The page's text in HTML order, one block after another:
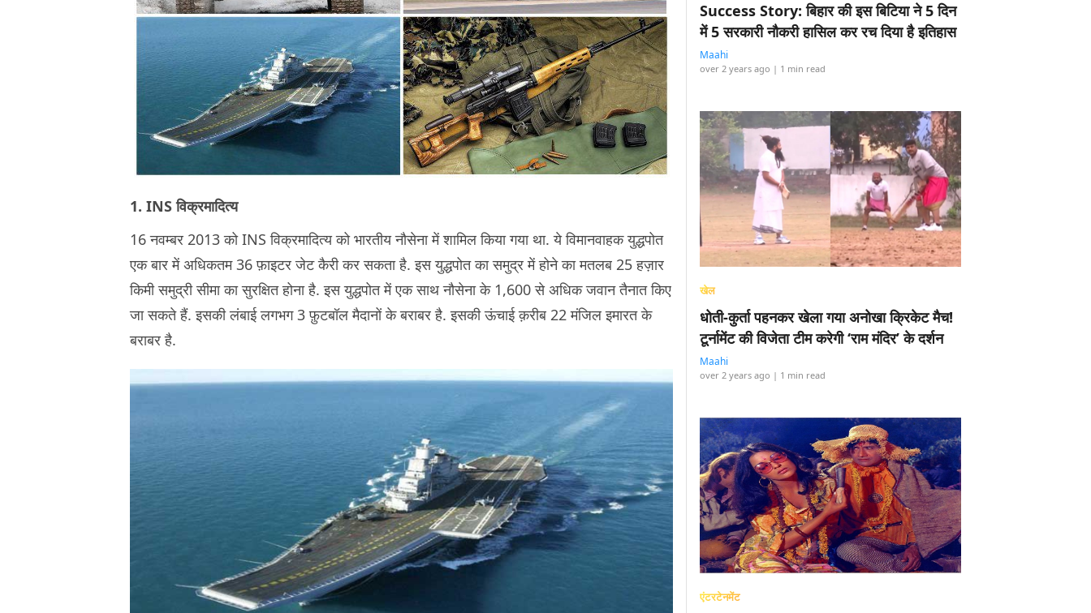
1. INS विक्रमादित्‍य
16 नवम्बर 2013 को INS विक्रमादित्य को भारतीय नौसेना में शामिल किया गया था. ये विमानवाहक युद्धपोत
एक बार में अधिकतम 36 फ़ाइटर जेट कैरी कर सकता है. इस युद्धपोत का समुद्र में होने का मतलब 25 हज़ार
किमी समुद्री सीमा का सुरक्षित होना है. इस युद्धपोत में एक साथ नौसेना के 1,600 से अधिक जवान तैनात किए
जा सकते हैं. इसकी लंबाई लगभग 3 फ़ुटबॉल मैदानों के बराबर है. इसकी ऊंचाई क़रीब 22 मंजिल इमारत के
बराबर है.
Success Story: बिहार की इस बिटिया ने 5 दिन
में 5 सरकारी नौकरी हासिल कर रच दिया है इतिहास
Maahi
over 2 years ago | 1 min read
खेल
धोती-कुर्ता पहनकर खेला गया अनोखा क्रिकेट मैच!
टूर्नामेंट की विजेता टीम करेगी ‘राम मंदिर’ के दर्शन
Maahi
over 2 years ago | 1 min read
एंटरटेनमेंट